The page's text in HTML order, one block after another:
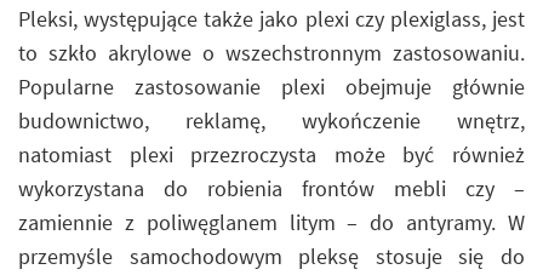
Pleksi, występujące także jako plexi czy plexiglass, jest
to szkło akrylowe o wszechstronnym zastosowaniu.
Popularne zastosowanie plexi obejmuje głównie
budownictwo, reklamę, wykończenie wnętrz,
natomiast plexi przezroczysta może być również
wykorzystana do robienia frontów mebli czy –
zamiennie z poliwęglanem litym – do antyramy. W
przemyśle samochodowym pleksę stosuje się do